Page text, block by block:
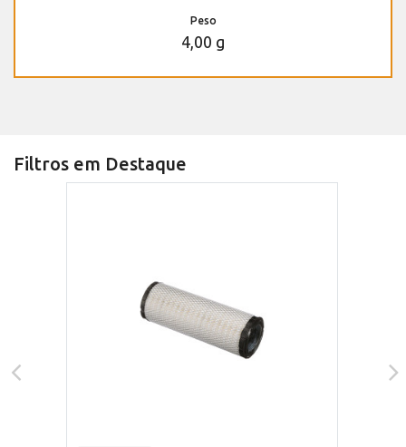
Peso
4,00 g
Filtros em Destaque